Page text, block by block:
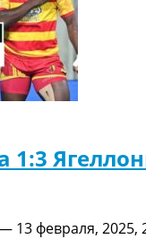
1:3
13 февраля, 2025,